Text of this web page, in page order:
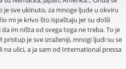
sve ukinuto, za mnoge ljude u okviru
mi je krivo što ispaštaju jer su došli
im ništa od svega toga ne treba. To je
pristup je sve izraženiji, mnogi ljudi su se
ulici, a ja sam od International pressa